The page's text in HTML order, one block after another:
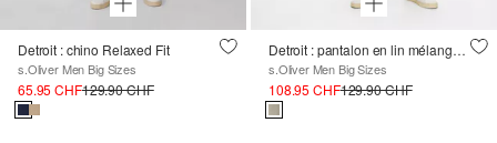
Detroit : chino Relaxed Fit
s.Oliver Men Big Sizes
65.95 CHF129.90 CHF
Detroit : pantalon en lin mélangé à la coupe décontractée
s.Oliver Men Big Sizes
108.95 CHF129.90 CHF